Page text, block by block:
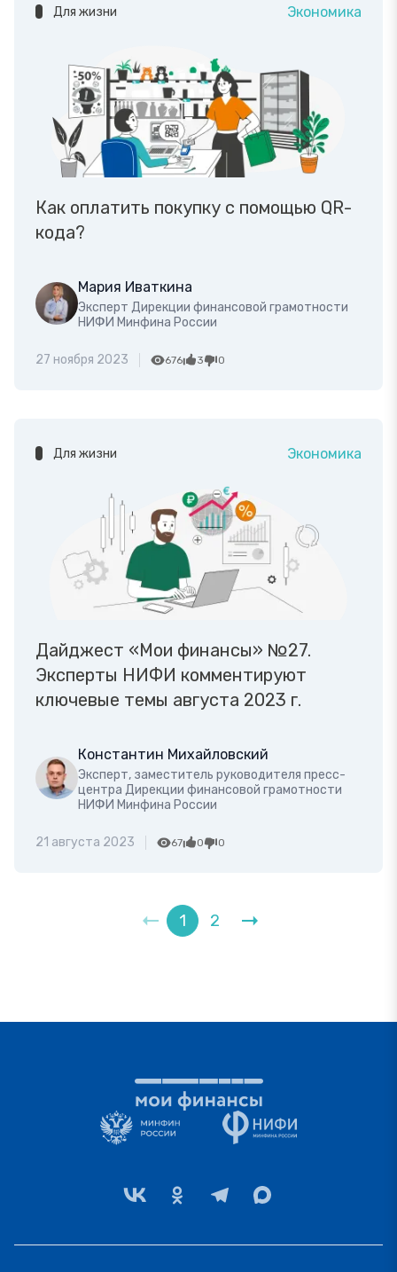
Для жизни Экономика
Как оплатить покупку с помощью QR-
кода?
Мария Иваткина
Эксперт Дирекции финансовой грамотности
НИФИ Минфина России
27 ноября 2023 676 3 0
Для жизни Экономика
Дайджест «Мои финансы» №27.
Эксперты НИФИ комментируют
ключевые темы августа 2023 г.
Константин Михайловский
Эксперт, заместитель руководителя пресс-
центра Дирекции финансовой грамотности
НИФИ Минфина России
21 августа 2023 67 0 0
1 2